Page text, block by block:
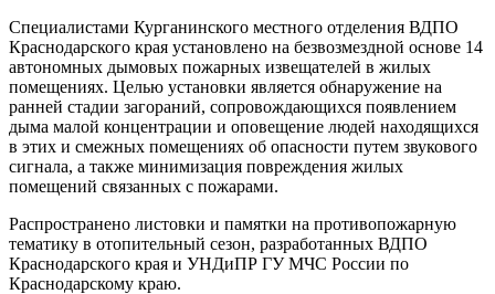
Специалистами Курганинского местного отделения ВДПО
Краснодарского края установлено на безвозмездной основе 14
автономных дымовых пожарных извещателей в жилых
помещениях. Целью установки является обнаружение на
ранней стадии загораний, сопровождающихся появлением
дыма малой концентрации и оповещение людей находящихся
в этих и смежных помещениях об опасности путем звукового
сигнала, а также минимизация повреждения жилых
помещений связанных с пожарами.
Распространено листовки и памятки на противопожарную
тематику в отопительный сезон, разработанных ВДПО
Краснодарского края и УНДиПР ГУ МЧС России по
Краснодарскому краю.